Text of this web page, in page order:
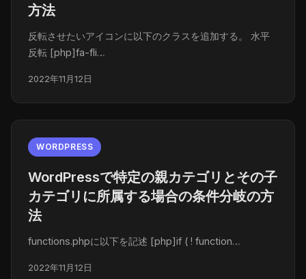
方法
反転させたいアイコンに以下のクラスを追加する。 水平
反転 [php]fa-fli…
2022年11月12日
WORDPRESS
WordPressで特定の親カテゴリとその子
カテゴリに所属する場合の条件分岐の方
法
functions.phpに以下を記述 [php]if ( ! function…
2022年11月12日